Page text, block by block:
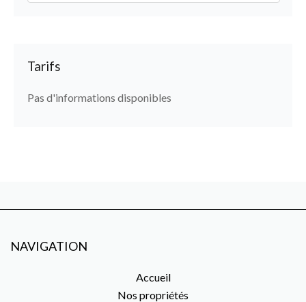
Tarifs
Pas d'informations disponibles
NAVIGATION
Accueil
Nos propriétés